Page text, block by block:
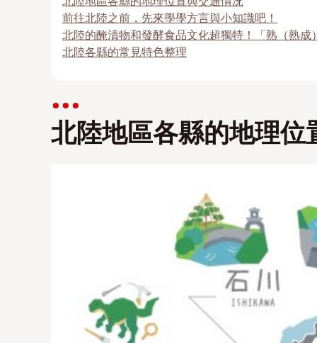
前往北陸之前，先來學學方言與小知識吧！
北陸的醃漬物和發酵食品文化超獨特！「熟（熟成
北陸各縣的常見特色整理
北陸地區各縣的地理位